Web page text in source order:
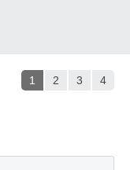
1 2 3 4